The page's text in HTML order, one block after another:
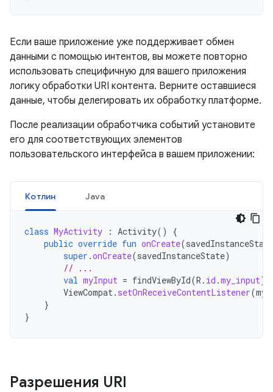
Если ваше приложение уже поддерживает обмен
данными с помощью интентов, вы можете повторно
использовать специфичную для вашего приложения
логику обработки URI контента. Верните оставшиеся
данные, чтобы делегировать их обработку платформе.
После реализации обработчика событий установите
его для соответствующих элементов
пользовательского интерфейса в вашем приложении:
Котлин Java
class MyActivity : Activity()
{
public override fun onCreate(savedInstanceState
super .onCreate(savedInstanceState)
// ...
val myInput = findViewById(R . id .my_input)
ViewCompat. setOnReceiveContentListener(
}
}
Разрешения URI